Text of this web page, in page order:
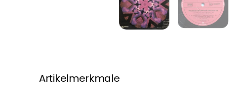
Artikelmerkmale